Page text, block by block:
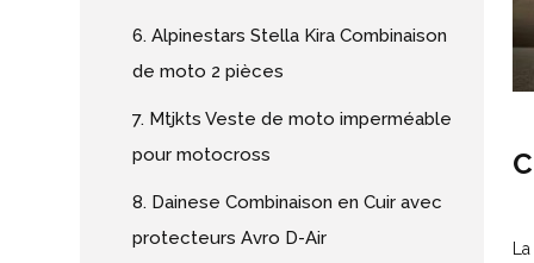
6. Alpinestars Stella Kira Combinaison
de moto 2 pièces
7. Mtjkts Veste de moto imperméable
pour motocross
8. Dainese Combinaison en Cuir avec
protecteurs Avro D-Air